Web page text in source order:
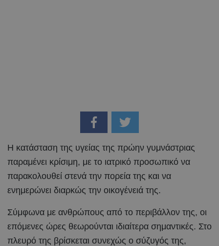
Η κατάσταση της υγείας της πρώην γυμνάστριας
παραμένει κρίσιμη, με το ιατρικό προσωπικό να
παρακολουθεί στενά την πορεία της και να
ενημερώνει διαρκώς την οικογένειά της.
Σύμφωνα με ανθρώπους από το περιβάλλον της, οι
επόμενες ώρες θεωρούνται ιδιαίτερα σημαντικές. Στο
πλευρό της βρίσκεται συνεχώς ο σύζυγός της,